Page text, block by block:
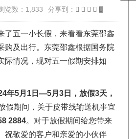
览数：1,833 分享到：
了五一小长假，来看看东莞邵鑫
购及出行。东莞邵鑫根据国务院
际情况，现对五一假期安排如
年5月1日—5月3日，放假3天，
假期间，关于皮带线输送机事宜
2884。对于放假期间给您带来
祝敬爱的客户和亲爱的小伙伴